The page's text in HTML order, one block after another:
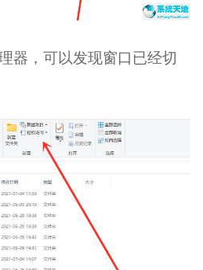
，可以发现窗口已经切